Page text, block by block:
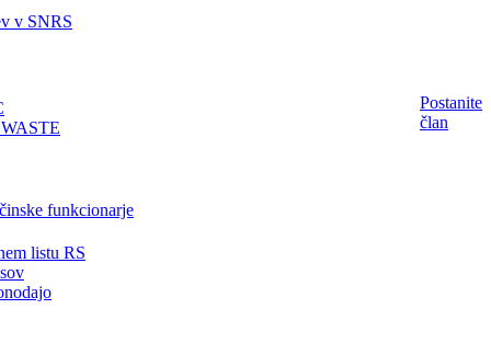
v SNRS
funkcionarje
listu RS
Postanite
član